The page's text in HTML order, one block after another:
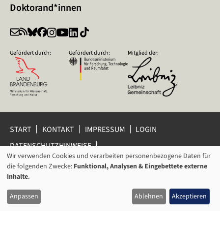
Doktorand*innen
Gefördert durch: Gefördert durch: Mitglied der:
START KONTAKT IMPRESSUM
LOGIN
DATENSCHUTZHINWEISE
DATENSCHUTZ-EINSTELLUNGEN
HINWEISGEBERSCHUTZ
(ZZF) e.V.
VERWENDUNG
VON
PERSONENBEZOGENEN
DATEN
Wir verwenden Cookies und verarbeiten personenbezogene Daten für
die folgenden Zwecke: Funktional, Analysen & Eingebettete externe
Inhalte.
Anpassen Ablehnen Akzeptieren